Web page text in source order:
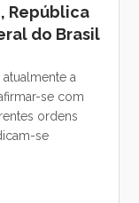
República
do Brasil
a
se com
ordens
se